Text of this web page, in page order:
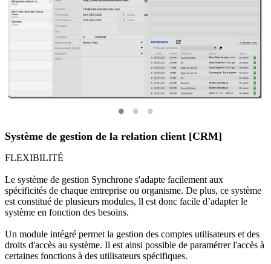
Système de gestion de la relation client [CRM]
FLEXIBILITÉ
Le système de gestion Synchrone s'adapte facilement aux
spécificités de chaque entreprise ou organisme. De plus, ce système
est constitué de plusieurs modules, ll est donc facile d’adapter le
système en fonction des besoins.
Un module intégré permet la gestion des comptes utilisateurs et des
droits d'accès au système. Il est ainsi possible de paramétrer l'accès à
certaines fonctions à des utilisateurs spécifiques.